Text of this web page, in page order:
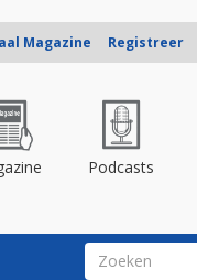
Magazine Registreer
Podcasts
ZOEKVELD